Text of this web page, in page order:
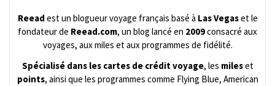
Reead est un blogueur voyage français basé à Las Vegaset le
fondateur de Reead.com, un blog lancé en 2009consacré aux
voyages, aux miles et aux programmes de fidélité.
Spécialisé dans les cartes de crédit voyage, les mileset
points, ainsi que les programmes comme Flying Blue, American